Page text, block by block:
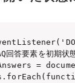
答要素を初期状
=